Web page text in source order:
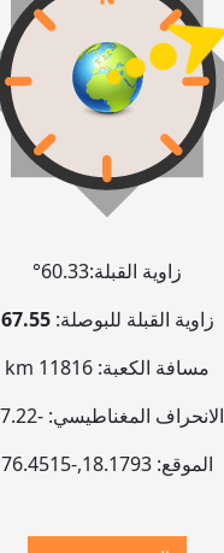
زاوية القبلة:60.33°
زاوية القبلة للبوصلة:67.55
مسافة الكعبة: 11816 km
الانحراف المغناطيسي:-7.22°
الموقع: 18.1793
,
-76.4516